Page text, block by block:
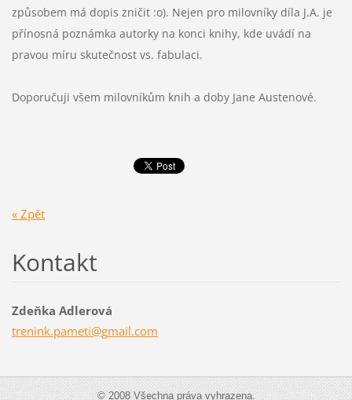
způsobem má dopis zničit :o). Nejen pro milovníky díla J.A. je
přínosná poznámka autorky na konci knihy, kde uvádí na
pravou míru skutečnost vs. fabulaci.
Doporučuji všem milovníkům knih a doby Jane Austenové.
« Zpět
Kontakt
Zdeňka Adlerová
trenink.pameti@gmail.com
© 2008 Všechna práva vyhrazena.